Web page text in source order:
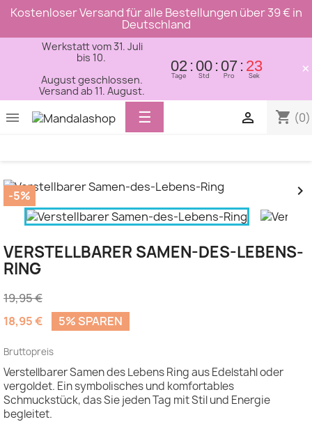
Kostenloser Versand für alle Bestellungen über 39 € in
Deutschland
Werkstatt vom 31. Juli
bis 10.
August geschlossen.
Versand ab 11. August.
02
Tage
00
Std
07
Pro
23
Sek ×
 shopping_cart (0)

Toggle
navigation
☰
-5%
 
VERSTELLBARER SAMEN-DES-LEBENS-
RING
19,95 €
18,95 €
5% SPAREN
Bruttopreis
Verstellbarer Samen des Lebens Ring aus Edelstahl oder
vergoldet. Ein symbolisches und komfortables
Schmuckstück, das Sie jeden Tag mit Stil und Energie
begleitet.